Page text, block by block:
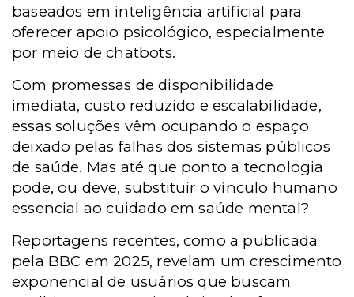
baseados em inteligência artificial para
oferecer apoio psicológico, especialmente
por meio de chatbots.
Com promessas de disponibilidade
imediata, custo reduzido e escalabilidade,
essas soluções vêm ocupando o espaço
deixado pelas falhas dos sistemas públicos
de saúde. Mas até que ponto a tecnologia
pode, ou deve, substituir o vínculo humano
essencial ao cuidado em saúde mental?
Reportagens recentes, como a publicada
pela BBC em 2025, revelam um crescimento
exponencial de usuários que buscam